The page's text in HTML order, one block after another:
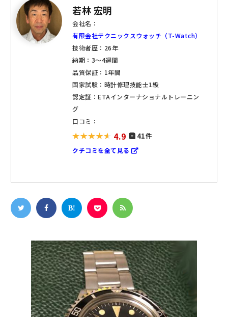
若林 宏明
会社名：
有限会社テクニックスウォッチ（T-Watch）
技術者歴：26年
納期：3～4週間
品質保証：1年間
国家試験：時計修理技能士1級
認定証：ETAインターナショナルトレーニン
グ
口コミ：
4.9 41件
クチコミを全て見る